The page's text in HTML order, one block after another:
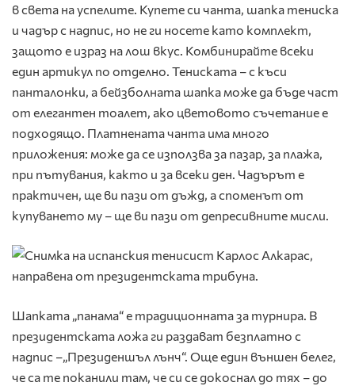
в света на успелите. Купете си чанта, шапка тениска
и чадър с надпис, но не ги носете като комплект,
защото е израз на лош вкус. Комбинирайте всеки
един артикул по отделно. Тениската – с къси
панталонки, а бейзболната шапка може да бъде част
от елегантен тоалет, ако цветовото съчетание е
подходящо. Платнената чанта има много
приложения: може да се използва за пазар, за плажа,
при пътувания, както и за всеки ден. Чадърът е
практичен, ще ви пази от дъжд, а споменът от
купуването му – ще ви пази от депресивните мисли.
Шапката „панама“ е традиционната за турнира. В
президентската ложа ги раздават безплатно с
надпис –„Президеншъл лънч“. Още един външен белег,
че са те поканили там, че си се докоснал до тях – до